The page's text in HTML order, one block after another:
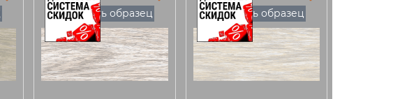
Есть образец Есть образец